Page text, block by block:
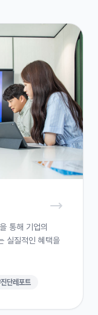
통해 기업의
실질적인 혜택을
단레포트